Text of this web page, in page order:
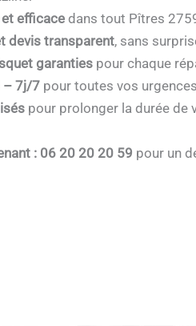
efficace dans tout Pîtres
devis transparent, sans
garanties pour chaque
– 7j/7 pour toutes vos urgences
pour prolonger la durée de
: 06 20 20 20 59 pour un